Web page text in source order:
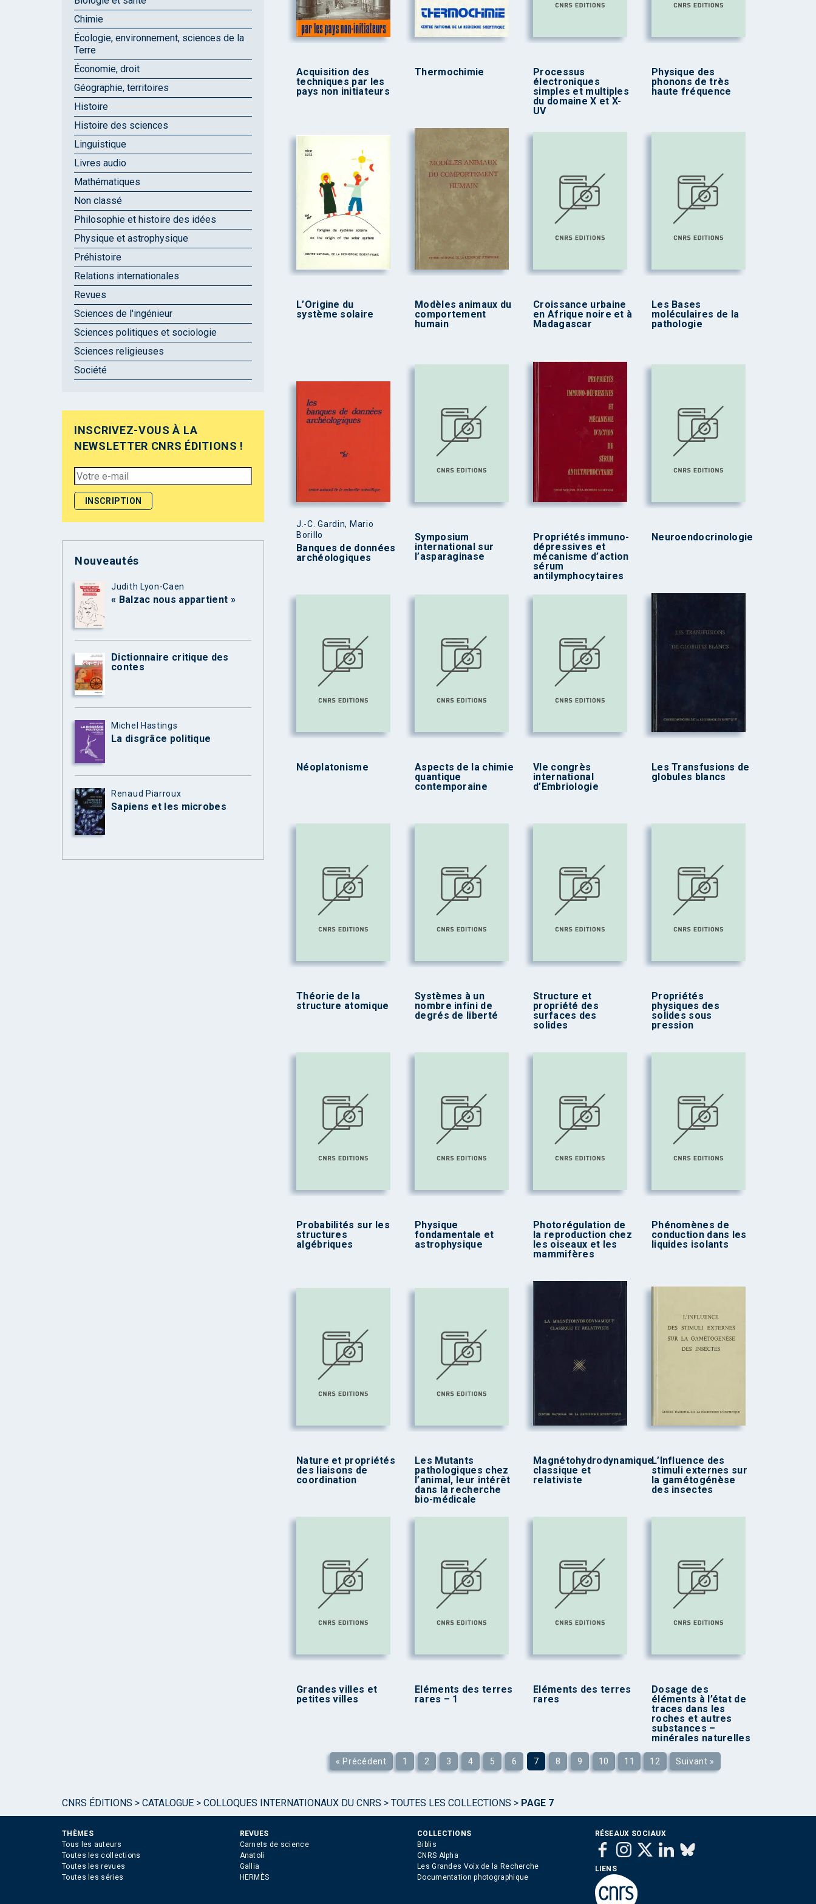
Acquisition des
techniques par les
pays non initiateurs
Thermochimie
Processus
électroniques
simples et multiples
du domaine X et X-
UV
Physique des
phonons de très
haute fréquence
L’Origine du
système solaire
Modèles animaux du
comportement
humain
Croissance urbaine
en Afrique noire et à
Madagascar
Les Bases
moléculaires de la
pathologie
J.-C. Gardin, Mario
Borillo
Banques de données
archéologiques
Symposium
international sur
l’asparaginase
Propriétés immuno-
dépressives et
mécanisme d’action
sérum
antilymphocytaires
Neuroendocrinologie
Néoplatonisme
Aspects de la chimie
quantique
contemporaine
VIe congrès
international
d’Embriologie
Les Transfusions de
globules blancs
Théorie de la
structure atomique
Systèmes à un
nombre infini de
degrés de liberté
Structure et
propriété des
surfaces des
solides
Propriétés
physiques des
solides sous
pression
Probabilités sur les
structures
algébriques
Physique
fondamentale et
astrophysique
Photorégulation de
la reproduction chez
les oiseaux et les
mammifères
Phénomènes de
conduction dans les
liquides isolants
Nature et propriétés
des liaisons de
coordination
Les Mutants
pathologiques chez
l’animal, leur intérêt
dans la recherche
bio-médicale
Magnétohydrodynamique
classique et
relativiste
L’Influence des
stimuli externes sur
la gamétogénèse
des insectes
Grandes villes et
petites villes
Eléments des terres
rares – 1
Eléments des terres
rares
Dosage des
éléments à l’état de
traces dans les
roches et autres
substances –
minérales naturelles
« Précédent 1 2 3 4 5 6 7 8 9 10 11 12 Suivant »
Chimie
Écologie, environnement, sciences de la
Terre
Économie, droit
Géographie, territoires
Histoire
Histoire des sciences
Linguistique
Livres audio
Mathématiques
Non classé
Philosophie et histoire des idées
Physique et astrophysique
Préhistoire
Relations internationales
Revues
Sciences de l'ingénieur
Sciences politiques et sociologie
Sciences religieuses
Société
INSCRIVEZ-VOUS À LA
NEWSLETTER CNRS ÉDITIONS !
Nouveautés
Judith Lyon-Caen
« Balzac nous appartient »
Dictionnaire critique des
contes
Michel Hastings
La disgrâce politique
Renaud Piarroux
Sapiens et les microbes
CNRS ÉDITIONS > CATALOGUE > COLLOQUES INTERNATIONAUX DU CNRS > TOUTES LES COLLECTIONS > PAGE 7
THÈMES
Tous les auteurs
Toutes les collections
Toutes les revues
Toutes les séries
REVUES
Carnets de science
Anatoli
Gallia
HERMÈS
COLLECTIONS
Biblis
CNRS Alpha
Les Grandes Voix de la Recherche
Documentation photographique
RÉSEAUX SOCIAUX
LIENS